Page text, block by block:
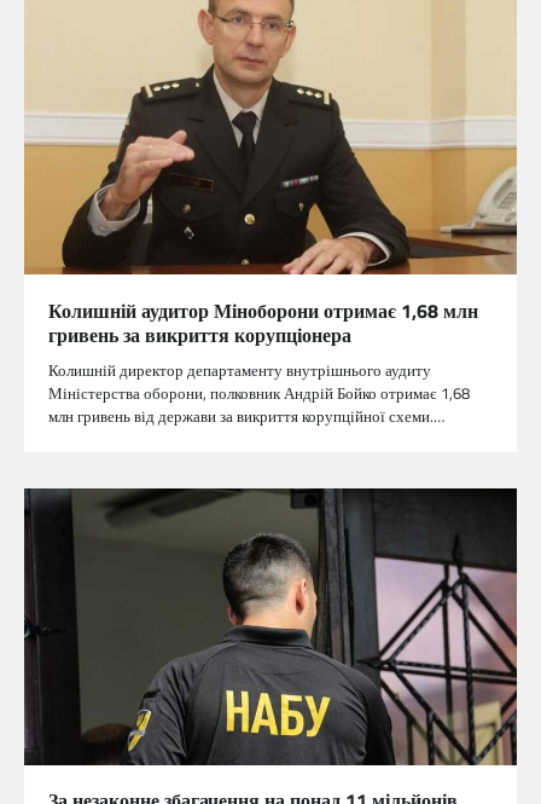
Колишній аудитор Міноборони отримає 1,68 млн
гривень за викриття корупціонера
Колишній директор департаменту внутрішнього аудиту
Міністерства оборони, полковник Андрій Бойко отримає 1,68
млн гривень від держави за викриття корупційної схеми.…